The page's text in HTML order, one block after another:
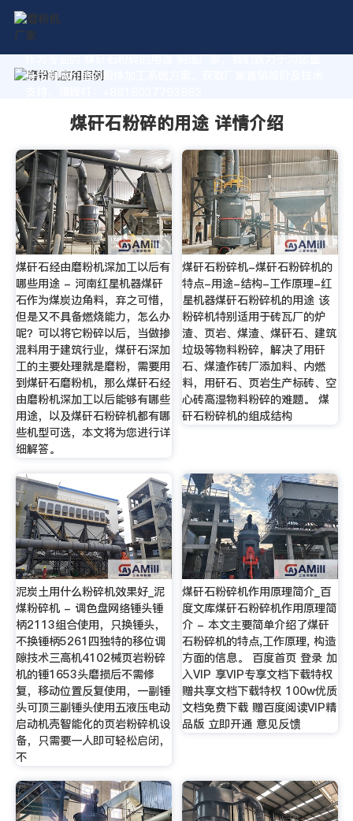
作为专业的 煤矸石粉碎的用途 制造厂家，我们致力于为您量
身定制高价值的粉体加工系统方案。获取厂家直销报价及技术
煤矸石粉碎的用途 详情介绍
煤矸石经由磨粉机深加工以后有
哪些用途 - 河南红星机器煤矸
石作为煤炭边角料，弃之可惜，
但是又不具备燃烧能力，怎么办
呢？可以将它粉碎以后，当做掺
混料用于建筑行业，煤矸石深加
工的主要处理就是磨粉，需要用
到煤矸石磨粉机，那么煤矸石经
由磨粉机深加工以后能够有哪些
用途，以及煤矸石粉碎机都有哪
些机型可选，本文将为您进行详
细解答。
煤矸石粉碎机-煤矸石粉碎机的
特点-用途-结构-工作原理-红
星机器煤矸石粉碎机的用途 该
粉碎机特别适用于砖瓦厂的炉
渣、页岩、煤渣、煤矸石、建筑
垃圾等物料粉碎，解决了用矸
石、煤渣作砖厂添加料、内燃
料，用矸石、页岩生产标砖、空
心砖高湿物料粉碎的难题。 煤
矸石粉碎机的组成结构
泥炭土用什么粉碎机效果好_泥
煤粉碎机 - 调色盘网络锤头锤
柄2113组合使用，只换锤头，
不换锤柄5261四独特的移位调
隙技术三高机4102械页岩粉碎
机的锤1653头磨损后不需修
复，移动位置反复使用，一副锤
头可顶三副锤头使用五液压电动
启动机壳智能化的页岩粉碎机设
备，只需要一人即可轻松启闭，
不
煤矸石粉碎机作用原理简介_百
度文库煤矸石粉碎机作用原理简
介 - 本文主要简单介绍了煤矸
石粉碎机的特点,工作原理, 构造
方面的信息。 百度首页 登录 加
入VIP 享VIP专享文档下载特权
赠共享文档下载特权 100w优质
文档免费下载 赠百度阅读VIP精
品版 立即开通 意见反馈